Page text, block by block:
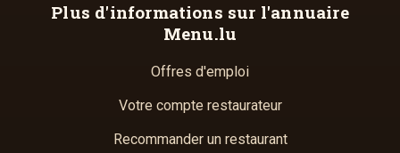
Plus d'informations sur l'annuaire
Menu.lu
Offres d'emploi
Votre compte restaurateur
Recommander un restaurant